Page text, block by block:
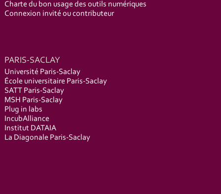
Charte du bon usage des outils numériques
Connexion invité ou contributeur
PARIS-SACLAY
Université Paris-Saclay
École universitaire Paris-Saclay
SATT Paris-Saclay
MSH Paris-Saclay
Plug in labs
IncubAlliance
Institut DATAIA
La Diagonale Paris-Saclay